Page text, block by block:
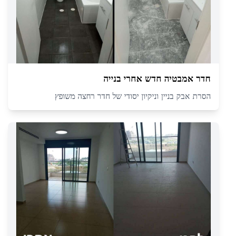
חדר אמבטיה חדש אחרי בנייה
הסרת אבק בניין וניקיון יסודי של חדר רחצה משופץ